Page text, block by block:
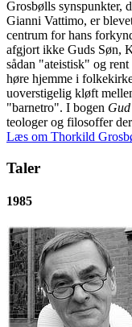
Grosbølls synspunkter,
Gianni Vattimo, er
centrum for hans
afgjort ikke Guds Søn,
sådan "ateistisk" og
høre hjemme i
uoverstigelig kløft
"barnetro". I bogen
teologer og filosoffer
Læs om Thorkild
Taler
1985